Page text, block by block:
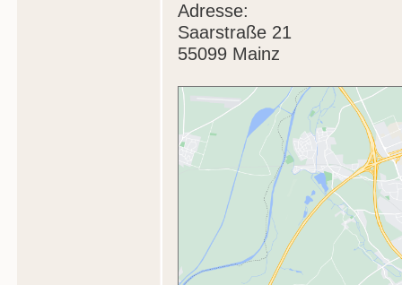
Adresse:
Saarstraße 21
55099 Mainz